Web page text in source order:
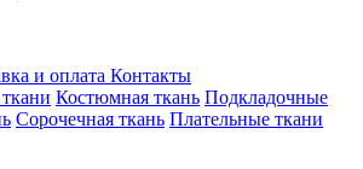
и оплата Контакты
Костюмная ткань Подкладочные
Сорочечная ткань Плательные ткани